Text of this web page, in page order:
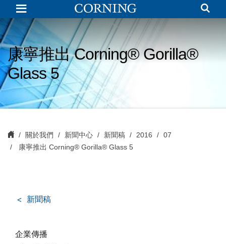
推
出
Corning®
Gorilla®
Glass
5 康寧推出 Corning® Gorilla®
Glass 5
關於我們 新聞中心 新聞稿 2016
07
康寧推出 Corning® Gorilla® Glass 5
新聞稿
企業傳播